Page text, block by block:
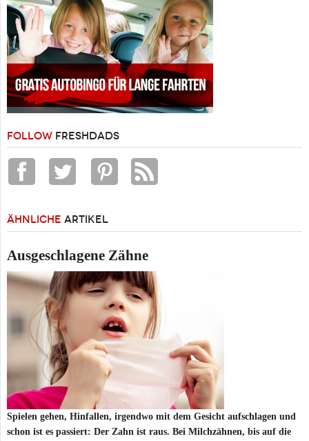
FOLLOW FRESHDADS
ÄHNLICHE ARTIKEL
Ausgeschlagene Zähne
Spielen gehen, Hinfallen, irgendwo mit dem Gesicht aufschlagen und
schon ist es passiert: Der Zahn ist raus. Bei Milchzähnen, bis auf die